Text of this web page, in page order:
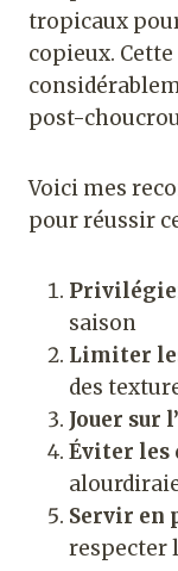
tropicaux
copieux.
post-
Voici mes
pour réussir
saison
Limiter
des
Jouer sur
Éviter les
Servir en
respecter